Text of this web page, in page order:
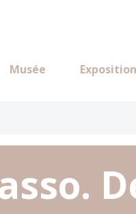
Musée